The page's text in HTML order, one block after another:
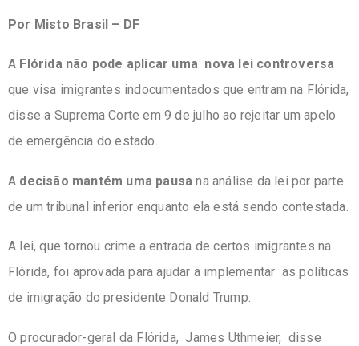
k
Por Misto Brasil – DF
A Flórida não pode aplicar uma nova lei controversa
que visa imigrantes indocumentados que entram na Flórida,
disse a Suprema Corte em 9 de julho ao rejeitar umapelo
de emergência do estado.
A decisão mantém uma pausa na análise da lei por parte
de um tribunal inferior enquanto ela está sendo contestada.
A lei, que tornou crime a entrada de certos imigrantes na
Flórida, foi aprovada para ajudar a implementar as políticas
de imigração dopresidente Donald Trump.
O procurador-geral da Flórida,James Uthmeier, disse